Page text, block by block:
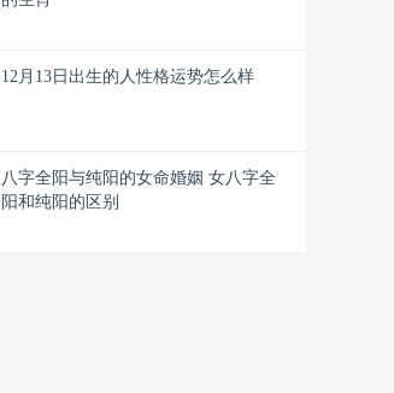
12月13日出生的人性格运势怎么样
八字全阳与纯阳的女命婚姻 女八字全
阳和纯阳的区别